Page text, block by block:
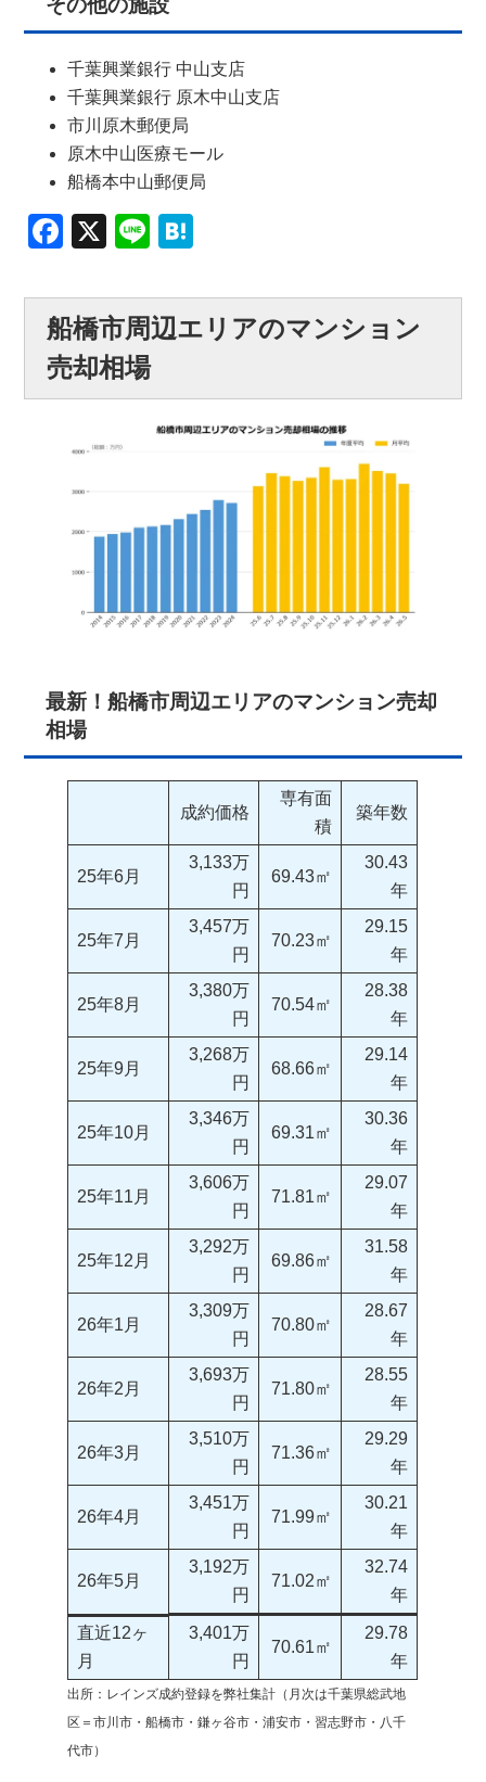
千葉興業銀行 中山支店
千葉興業銀行 原木中山支店
市川原木郵便局
原木中山医療モール
船橋本中山郵便局
Facebook
X Line
船橋市周辺エリアのマンション
売却相場
最新！船橋市周辺エリアのマンション売却
相場
成約価格
専有面
積
築年数
25年6月
3,133万
円
69.43㎡
30.43
年
25年7月
3,457万
円
70.23㎡
29.15
年
25年8月
3,380万
円
70.54㎡
28.38
年
25年9月
3,268万
円
68.66㎡
29.14
年
25年10月
3,346万
円
69.31㎡
30.36
年
25年11月
3,606万
円
71.81㎡
29.07
年
25年12月
3,292万
円
69.86㎡
31.58
年
26年1月
3,309万
円
70.80㎡
28.67
年
26年2月
3,693万
円
71.80㎡
28.55
年
26年3月
3,510万
円
71.36㎡
29.29
年
26年4月
3,451万
円
71.99㎡
30.21
年
26年5月
3,192万
円
71.02㎡
32.74
年
直近12ヶ
月
3,401万
円
70.61㎡
29.78
年
出所：レインズ成約登録を弊社集計（月次は千葉県総武地
区＝市川市・船橋市・鎌ヶ谷市・浦安市・習志野市・八千
代市）